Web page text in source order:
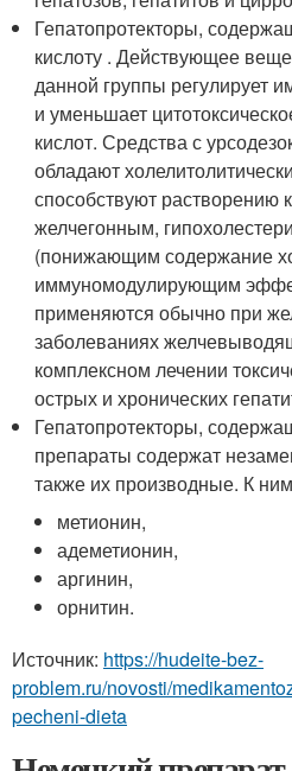
Гепатопротекторы,
кислоту . Действующее
данной группы регулирует
и уменьшает
кислот. Средства с
обладают
способствуют растворению
желчегонным,
(понижающим содержание
иммуномодулирующим
применяются обычно при
заболеваниях
комплексном лечении
острых и хронических
Гепатопротекторы,
препараты содержат
также их производные. К
метионин,
адеметионин,
аргинин,
орнитин.
Источник: https://hudeite-bez-
problem.ru/novosti/
pecheni-dieta